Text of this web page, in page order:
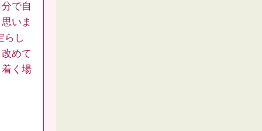
で自
いま
らし
めて
く場